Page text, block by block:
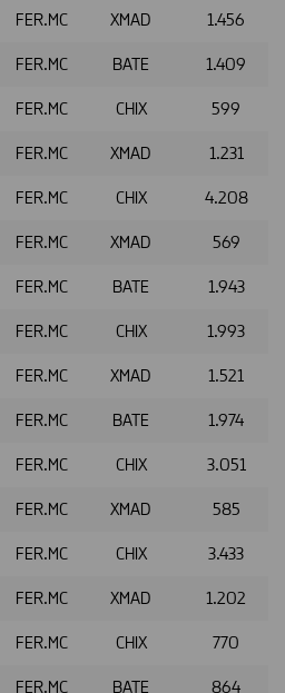
FER.MC XMAD 1.456
FER.MC BATE 1.409
FER.MC CHIX 599
FER.MC XMAD 1.231
FER.MC CHIX 4.208
FER.MC XMAD 569
FER.MC BATE 1.943
FER.MC CHIX 1.993
FER.MC XMAD 1.521
FER.MC BATE 1.974
FER.MC CHIX 3.051
FER.MC XMAD 585
FER.MC CHIX 3.433
FER.MC XMAD 1.202
FER.MC CHIX 770
FER.MC BATE 864